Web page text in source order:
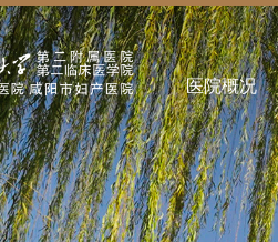
医院概况